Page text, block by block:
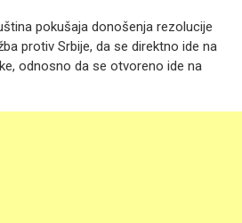
pokušaja donošenja rezolucije
protiv Srbije, da se direktno ide na
odnosno da se otvoreno ide na